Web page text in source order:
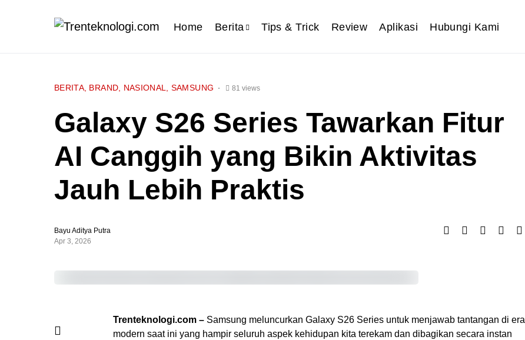
Home Berita Tips & Trick Review Aplikasi Hubungi Kami
BERITA BRAND NASIONAL SAMSUNG 81 views
Galaxy S26 Series Tawarkan Fitur
AI Canggih yang Bikin Aktivitas
Jauh Lebih Praktis
Bayu Aditya Putra
Apr 3, 2026
Trenteknologi.com – Samsung meluncurkan Galaxy S26 Series untuk menjawab tantangan di era
modern saat ini yang hampir seluruh aspek kehidupan kita terekam dan dibagikan secara instan